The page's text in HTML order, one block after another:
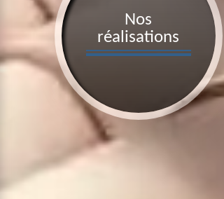
Nos
réalisations